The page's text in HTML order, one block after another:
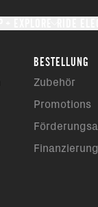
BESTELLUNG
Zubehör
Promotions